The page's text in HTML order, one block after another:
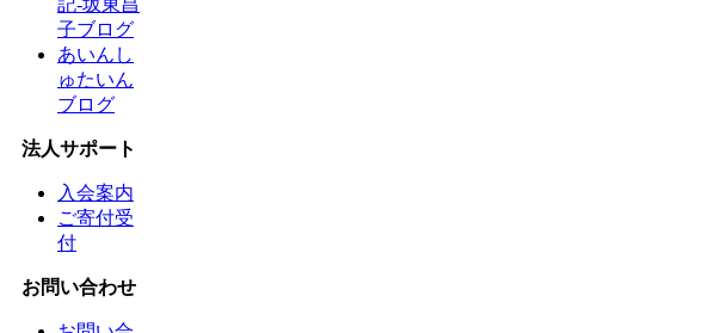
記-坂東昌
子ブログ
あいんし
ゅたいん
ブログ
法人サポート
入会案内
ご寄付受
付
お問い合わせ